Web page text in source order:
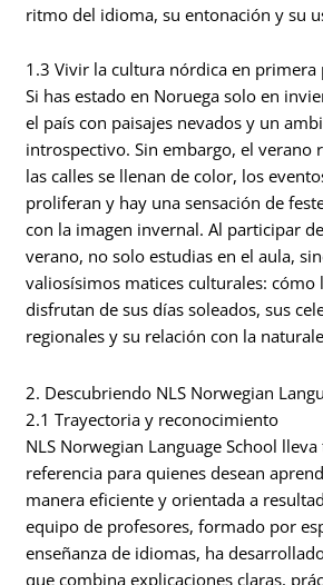
ritmo del idioma, su entonación y su
1.3 Vivir la cultura nórdica en primera
Si has estado en Noruega solo en
el país con paisajes nevados y un
introspectivo. Sin embargo, el verano
las calles se llenan de color, los
proliferan y hay una sensación de
con la imagen invernal. Al participar
verano, no solo estudias en el aula,
valiosísimos matices culturales: cómo
disfrutan de sus días soleados, sus
regionales y su relación con la
2. Descubriendo NLS Norwegian
2.1 Trayectoria y reconocimiento
NLS Norwegian Language School
referencia para quienes desean
manera eficiente y orientada a
equipo de profesores, formado por
enseñanza de idiomas, ha
que combina explicaciones claras,